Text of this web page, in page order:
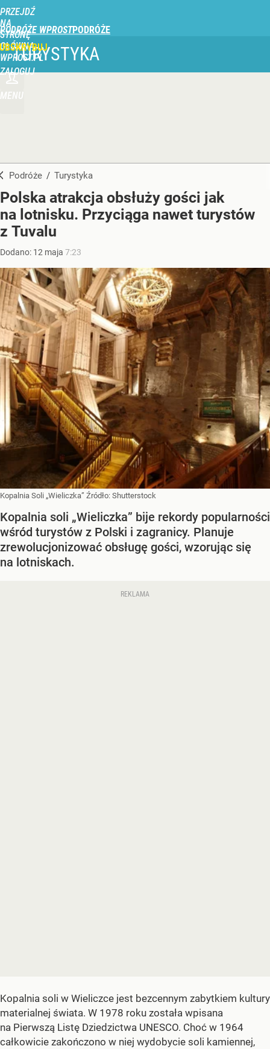
PRZEJDŹ
NA
STRONĘ
GŁÓWNĄ
WPROST.PL
PODRÓŻE WPROST
ZALOGUJ
MENU
TURYSTYKA
Podróże / Turystyka
Polska atrakcja obsłuży gości jak
na lotnisku. Przyciąga nawet turystów
z Tuvalu
Dodano: 12 maja 7:23
Kopalnia Soli „Wieliczka” Źródło: Shutterstock
Kopalnia soli „Wieliczka” bije rekordy popularności
wśród turystów z Polski i zagranicy. Planuje
zrewolucjonizować obsługę gości, wzorując się
na lotniskach.
Kopalnia soli w Wieliczce jest bezcennym zabytkiem kultury
materialnej świata. W 1978 roku została wpisana
na Pierwszą Listę Dziedzictwa UNESCO. Choć w 1964
całkowicie zakończono w niej wydobycie soli kamiennej,